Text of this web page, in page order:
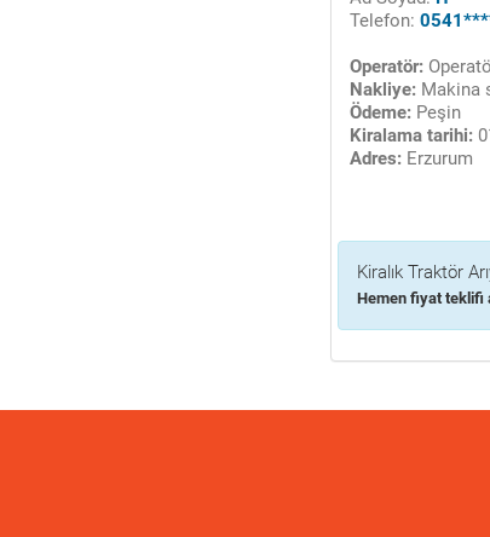
Telefon:
Operatör:
Nakliye:Makina
Ödeme: Peşin
Kiralama tarihi:
Adres:Erzurum
Kiralık Traktör
Hemen fiyat teklifi